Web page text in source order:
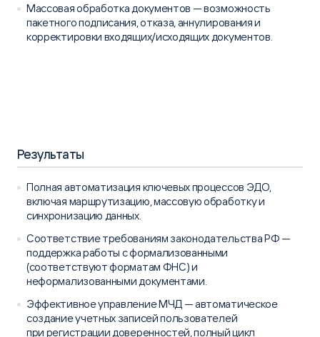
Массовая обработка документов — возможность
пакетного подписания, отказа, аннулирования и
корректировки входящих/исходящих документов.
Результаты
Полная автоматизация ключевых процессов ЭДО,
включая маршрутизацию, массовую обработку и
синхронизацию данных.
Соответствие требованиям законодательства РФ —
поддержка работы с формализованными
(соответствуют форматам ФНС) и
неформализованными документами.
Эффективное управление МЧД — автоматическое
создание учетных записей пользователей
при регистрации доверенностей, полный цикл